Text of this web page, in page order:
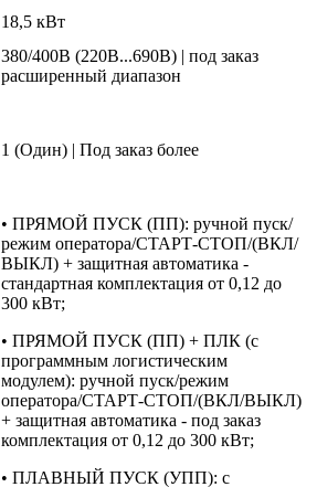
18,5 кВт
380/400В (220В...690В) | под заказ
расширенный диапазон
1 (Один) | Под заказ более
• ПРЯМОЙ ПУСК (ПП): ручной пуск/
режим оператора/СТАРТ-СТОП/(ВКЛ/
ВЫКЛ) + защитная автоматика -
стандартная комплектация от 0,12 до
300 кВт;
• ПРЯМОЙ ПУСК (ПП) + ПЛК (с
программным логистическим
модулем): ручной пуск/режим
оператора/СТАРТ-СТОП/(ВКЛ/ВЫКЛ)
+ защитная автоматика - под заказ
комплектация от 0,12 до 300 кВт;
• ПЛАВНЫЙ ПУСК (УПП): с